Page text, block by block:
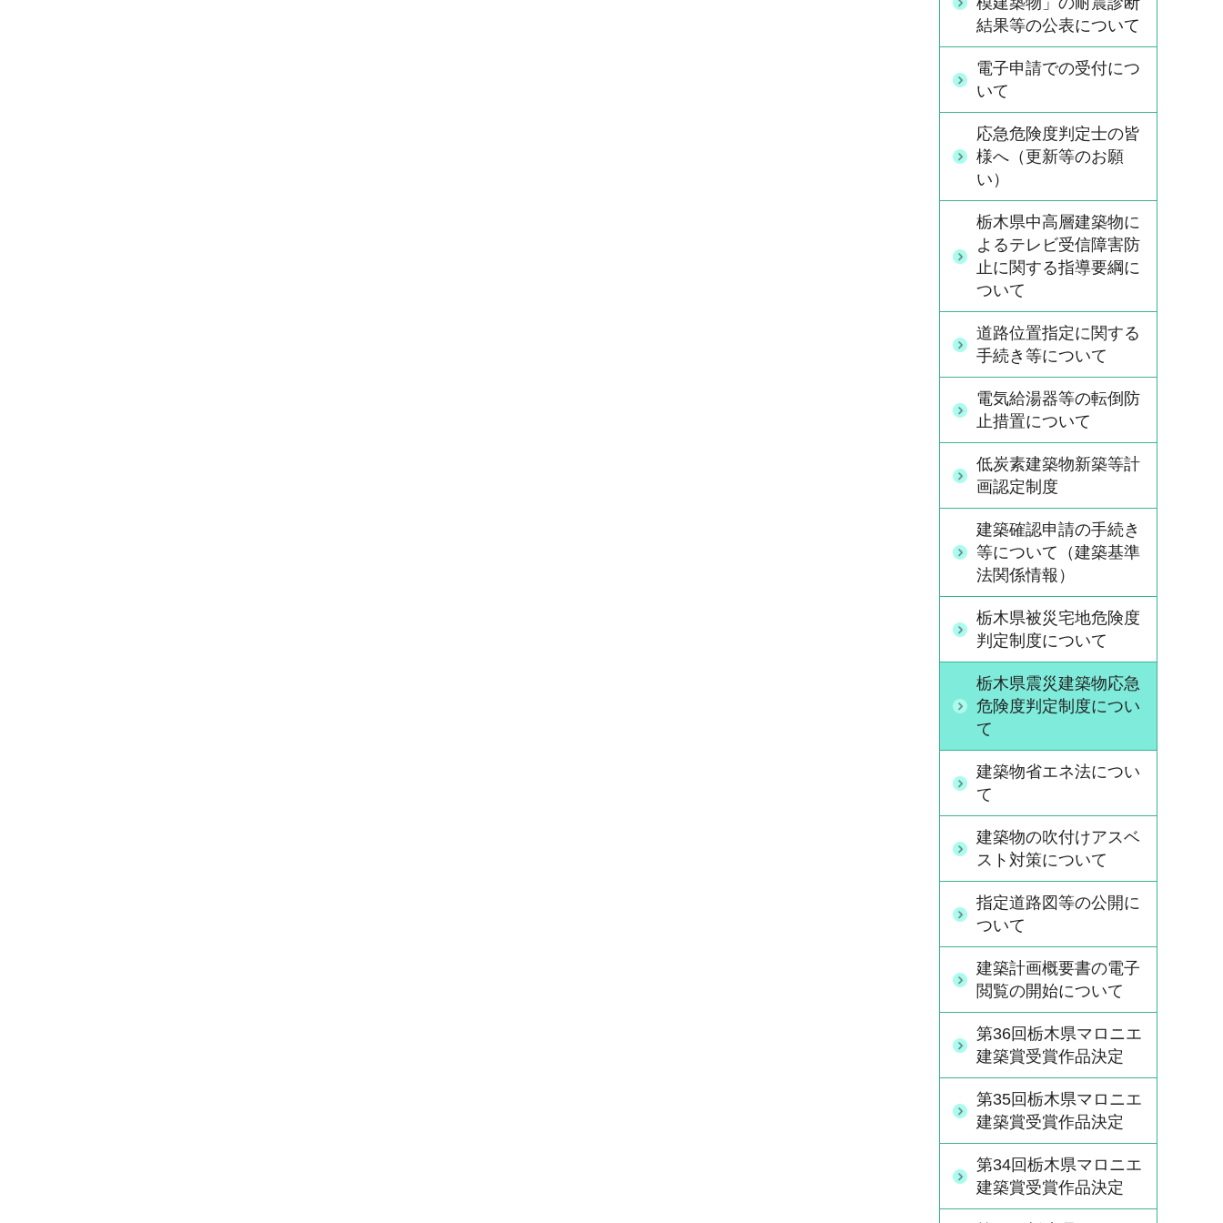
結果等の公表について
電子申請での受付につ
いて
応急危険度判定士の皆
様へ（更新等のお願
い）
栃木県中高層建築物に
よるテレビ受信障害防
止に関する指導要綱に
ついて
道路位置指定に関する
手続き等について
電気給湯器等の転倒防
止措置について
低炭素建築物新築等計
画認定制度
建築確認申請の手続き
等について（建築基準
法関係情報）
栃木県被災宅地危険度
判定制度について
栃木県震災建築物応急
危険度判定制度につい
て
建築物省エネ法につい
て
建築物の吹付けアスベ
スト対策について
指定道路図等の公開に
ついて
建築計画概要書の電子
閲覧の開始について
第36回栃木県マロニエ
建築賞受賞作品決定
第35回栃木県マロニエ
建築賞受賞作品決定
第34回栃木県マロニエ
建築賞受賞作品決定